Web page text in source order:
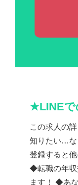
★LINEで
この求人の
知りたい…な
登録すると
◆転職の年収
ます！ ◆あ